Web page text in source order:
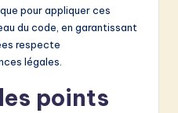
pour appliquer ces
du code, en garantissant
respecte
légales.
points